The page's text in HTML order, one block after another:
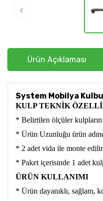
Ürün Açıklaması
System Mobilya
KULP TEKNİK
* Belirtilen ölçüler kulpların
* Ürün Uzunluğu ürün
* 2 adet vida ile monte
* Paket içerisinde 1 adet
ÜRÜN KULLANIMI
* Ürün dayanıklı, sağlam,